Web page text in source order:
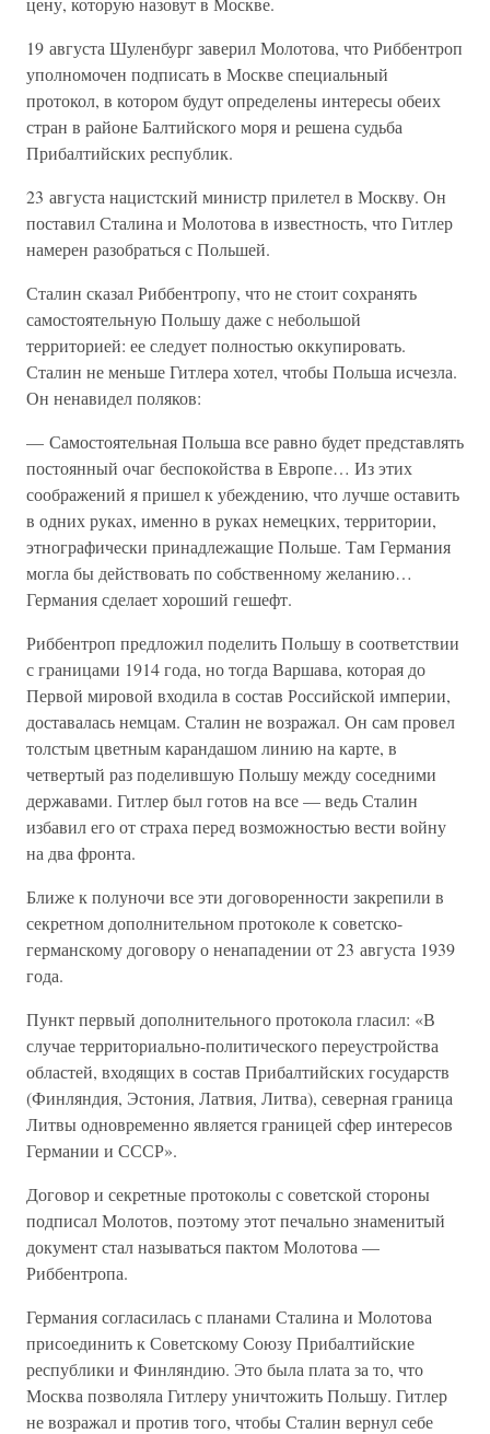
19 августа Шуленбург заверил Молотова, что Риббентроп
уполномочен подписать в Москве специальный
протокол, в котором будут определены интересы обеих
стран в районе Балтийского моря и решена судьба
Прибалтийских республик.
23 августа нацистский министр прилетел в Москву. Он
поставил Сталина и Молотова в известность, что Гитлер
намерен разобраться с Польшей.
Сталин сказал Риббентропу, что не стоит сохранять
самостоятельную Польшу даже с небольшой
территорией: ее следует полностью оккупировать.
Сталин не меньше Гитлера хотел, чтобы Польша исчезла.
Он ненавидел поляков:
— Самостоятельная Польша все равно будет представлять
постоянный очаг беспокойства в Европе… Из этих
соображений я пришел к убеждению, что лучше оставить
в одних руках, именно в руках немецких, территории,
этнографически принадлежащие Польше. Там Германия
могла бы действовать по собственному желанию…
Германия сделает хороший гешефт.
Риббентроп предложил поделить Польшу в соответствии
с границами 1914 года, но тогда Варшава, которая до
Первой мировой входила в состав Российской империи,
доставалась немцам. Сталин не возражал. Он сам провел
толстым цветным карандашом линию на карте, в
четвертый раз поделившую Польшу между соседними
державами. Гитлер был готов на все — ведь Сталин
избавил его от страха перед возможностью вести войну
на два фронта.
Ближе к полуночи все эти договоренности закрепили в
секретном дополнительном протоколе к советско-
германскому договору о ненападении от 23 августа 1939
года.
Пункт первый дополнительного протокола гласил: «В
случае территориально-политического переустройства
областей, входящих в состав Прибалтийских государств
(Финляндия, Эстония, Латвия, Литва), северная граница
Литвы одновременно является границей сфер интересов
Германии и СССР».
Договор и секретные протоколы с советской стороны
подписал Молотов, поэтому этот печально знаменитый
документ стал называться пактом Молотова —
Риббентропа.
Германия согласилась с планами Сталина и Молотова
присоединить к Советскому Союзу Прибалтийские
республики и Финляндию. Это была плата за то, что
Москва позволяла Гитлеру уничтожить Польшу. Гитлер
не возражал и против того, чтобы Сталин вернул себе